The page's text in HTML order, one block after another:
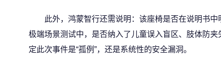
此外，鸿蒙智行还需说明：该座椅是否在说明书
极端场景测试中，是否纳入了儿童误入盲区、肢体防
定此次事件是“孤例”，还是系统性的安全漏洞。